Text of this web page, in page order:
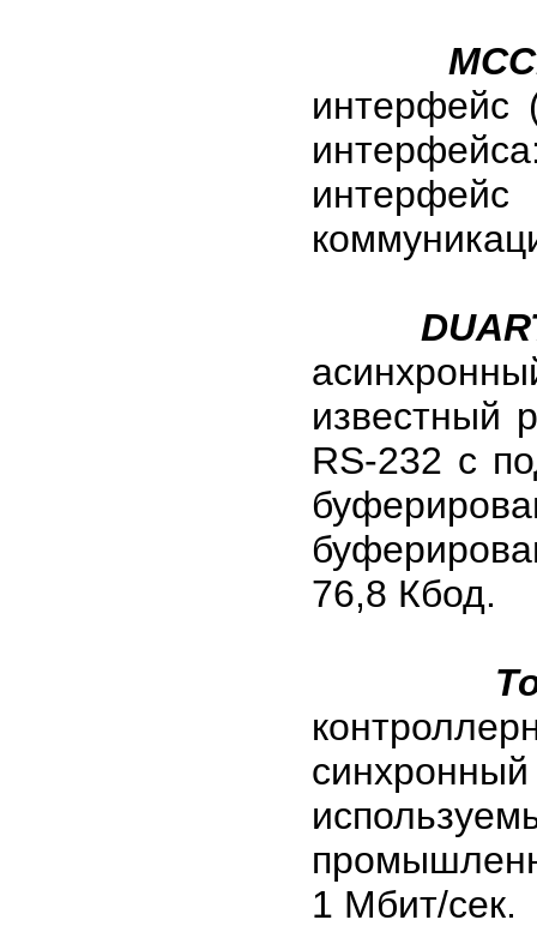
интерфейс
известный
RS-232 с
76,8 Кбод.
1 Мбит/сек.